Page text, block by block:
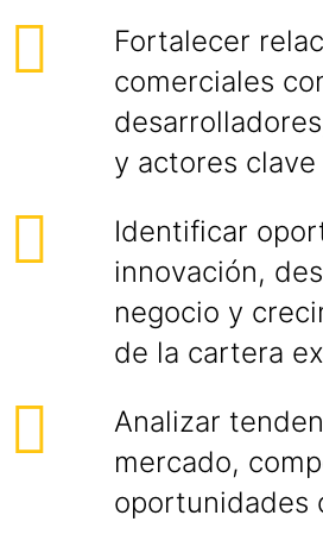
Fortalecer
comerciales
y actores
Identificar
innovación,
negocio y
de la cartera
Analizar
mercado,
oportunidades